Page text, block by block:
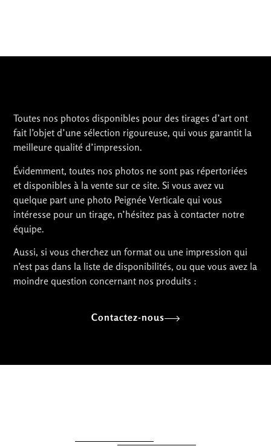
Toutes nos photos disponibles pour des tirages d’art ont
fait l’objet d’une sélection rigoureuse, qui vous garantit la
meilleure qualité d’impression.
Évidemment, toutes nos photos ne sont pas répertoriées
et disponibles à la vente sur ce site. Si vous avez vu
quelque part une photo Peignée Verticale qui vous
intéresse pour un tirage, n’hésitez pas à contacter notre
équipe.
Aussi, si vous cherchez un format ou une impression qui
n’est pas dans la liste de disponibilités, ou que vous avez la
moindre question concernant nos produits :
Contactez-nous